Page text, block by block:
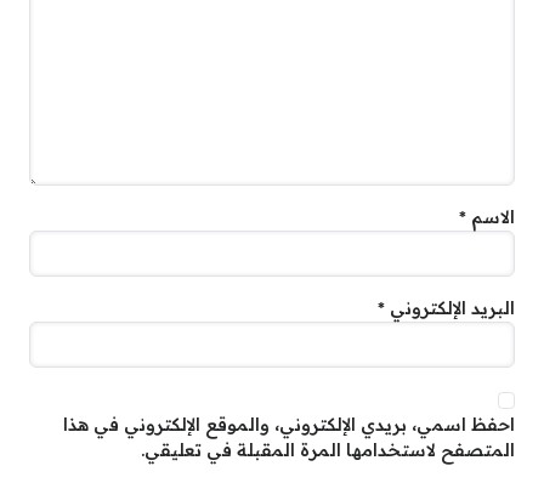
الاسم *
البريد الإلكتروني *
احفظ اسمي، بريدي الإلكتروني، والموقع الإلكتروني في هذا
المتصفح لاستخدامها المرة المقبلة في تعليقي.